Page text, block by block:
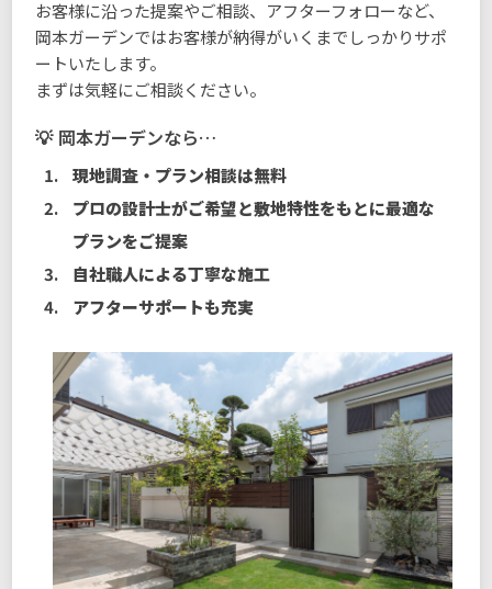
お客様に沿った提案やご相談、アフターフォローなど、
岡本ガーデンではお客様が納得がいくまでしっかりサポ
ートいたします。
まずは気軽にご相談ください。
岡本ガーデンなら…
現地調査・プラン相談は無料
プロの設計士がご希望と敷地特性をもとに最適な
プランをご提案
自社職人による丁寧な施工
アフターサポートも充実